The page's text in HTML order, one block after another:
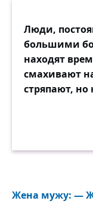
Люди,
большими
находят
смахивают
стряпают, но
Жена мужу: —